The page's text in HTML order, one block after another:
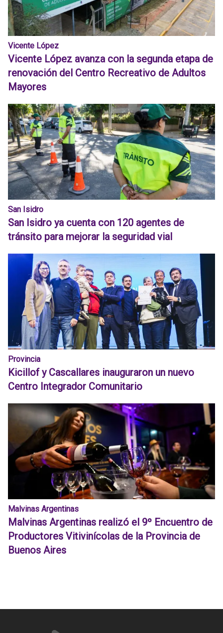
Vicente López
Vicente López avanza con la segunda etapa de
renovación del Centro Recreativo de Adultos
Mayores
San Isidro
San Isidro ya cuenta con 120 agentes de
tránsito para mejorar la seguridad vial
Provincia
Kicillof y Cascallares inauguraron un nuevo
Centro Integrador Comunitario
Malvinas Argentinas
Malvinas Argentinas realizó el 9º Encuentro de
Productores Vitivinícolas de la Provincia de
Buenos Aires